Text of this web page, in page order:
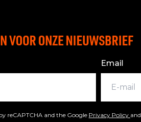
VOOR ONZE NIEUWSBRIEF
Email
reCAPTCHA and the Google Privacy Policy and